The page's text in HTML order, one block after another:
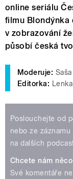
online seriálu
filmu Blondýnka
v zobrazování
působí česká
Moderuje:
Editorka:
Poslouchejte od
nebo ze záznamu
na dalších
Chcete nám
Své komentáře